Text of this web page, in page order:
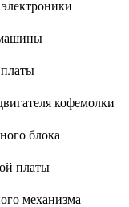
кофемолки
блока
платы
механизма